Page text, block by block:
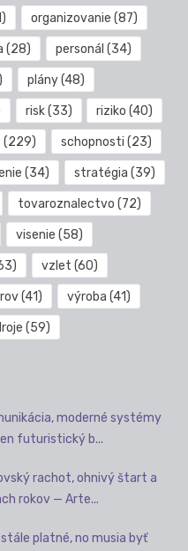
organizovanie (87)
(28) personál (34)
plány(48)
risk(33) riziko (40)
(229) schopnosti (23)
(34) stratégia (39)
tovaroznalectvo (72)
visenie (58)
vzlet (60)
(41) výroba (41)
(59)
moderné systémy
futuristický b...
rachot, ohnivý štart a
rokov — Arte...
platné, no musia byť